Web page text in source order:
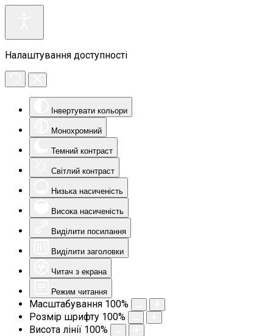
Налаштування доступності
Інвертувати кольори
Монохромний
Темний контраст
Світлий контраст
Низька насиченість
Висока насиченість
Виділити посилання
Виділити заголовки
Читач з екрана
Режим читання
Масштабування 100%
Розмір шрифту 100%
Висота лінії 100%